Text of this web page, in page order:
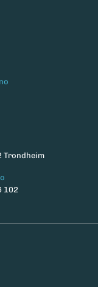
Trondheim
102